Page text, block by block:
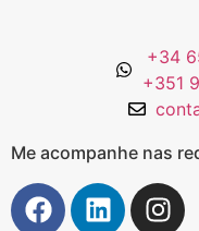
+34
+351
Me acompanhe nas